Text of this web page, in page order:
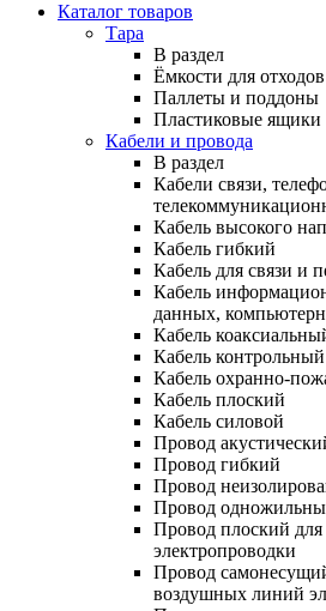
Каталог товаров
Тара
В раздел
Ёмкости для отходов
Паллеты и поддоны
Пластиковые ящики
Кабели и провода
В раздел
Кабели связи,
Кабель высокого
Кабель гибкий
Кабель для связи и
Кабель
данных,
Кабель
Кабель контрольный
Кабель охранно-
Кабель плоский
Кабель силовой
Провод
Провод гибкий
Провод
Провод
Провод плоский для
электропроводки
Провод
воздушных линий